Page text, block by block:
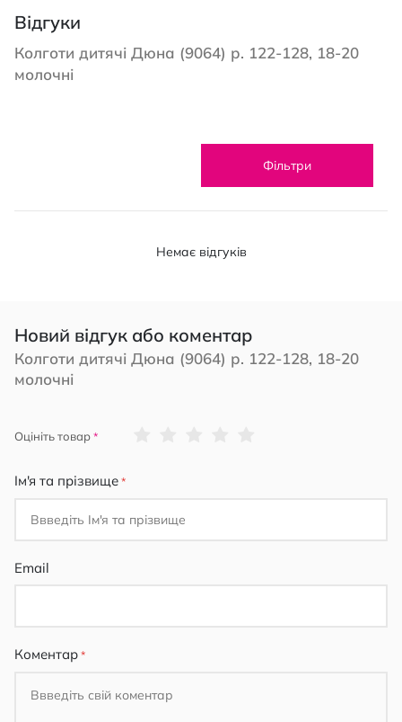
Відгуки
Колготи дитячі Дюна (9064) р. 122-128, 18-20
молочні
Фільтри
Немає відгуків
Новий відгук або коментар
Колготи дитячі Дюна (9064) р. 122-128, 18-20
молочні
Оцініть товар
Ім'я та прізвище
Email
Коментар